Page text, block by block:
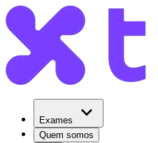
Exames
Quem somos